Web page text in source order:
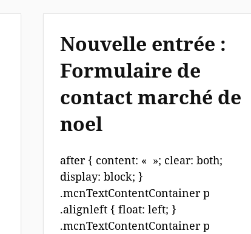
Nouvelle entrée :
Formulaire de
contact marché de
noel
after { content: « »; clear: both;
display: block; }
.mcnTextContentContainer p
.alignleft { float: left; }
.mcnTextContentContainer p